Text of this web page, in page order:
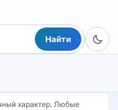
Найти
характер. Любые